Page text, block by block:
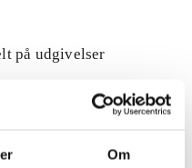
Om
på udgivelser